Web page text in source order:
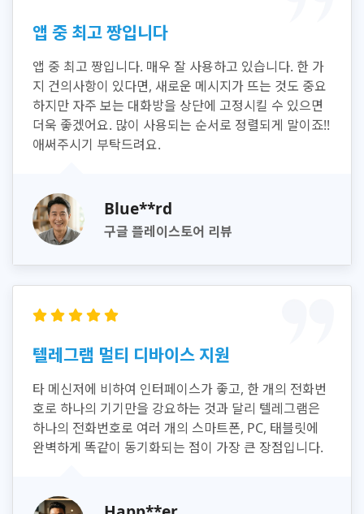
앱 중 최고 짱입니다
앱 중 최고 짱입니다. 매우 잘 사용하고 있습니다. 한 가
지 건의사항이 있다면, 새로운 메시지가 뜨는 것도 중요
하지만 자주 보는 대화방을 상단에 고정시킬 수 있으면
더욱 좋겠어요. 많이 사용되는 순서로 정렬되게 말이죠!!
애써주시기 부탁드려요.
Blue**rd
구글 플레이스토어 리뷰
텔레그램 멀티 디바이스 지원
타 메신저에 비하여 인터페이스가 좋고, 한 개의 전화번
호로 하나의 기기만을 강요하는 것과 달리 텔레그램은
하나의 전화번호로 여러 개의 스마트폰, PC, 태블릿에
완벽하게 똑같이 동기화되는 점이 가장 큰 장점입니다.